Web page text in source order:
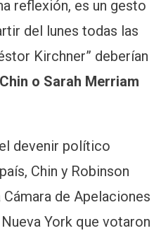
reflexión, es un gesto
del lunes todas las
Kirchner” deberían
o Sarah Merriam
devenir político
Chin y Robinson
de Apelaciones
York que votaron